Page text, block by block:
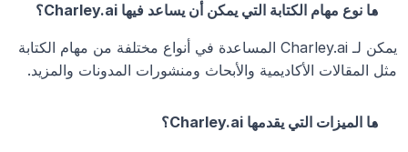
ما نوع مهام الكتابة التي يمكن أن يساعد فيها Charley.ai؟
مثل المقالات الأكاديمية والأبحاث ومنشورات المدونات والمزيد.
ما الميزات التي يقدمها Charley.ai؟